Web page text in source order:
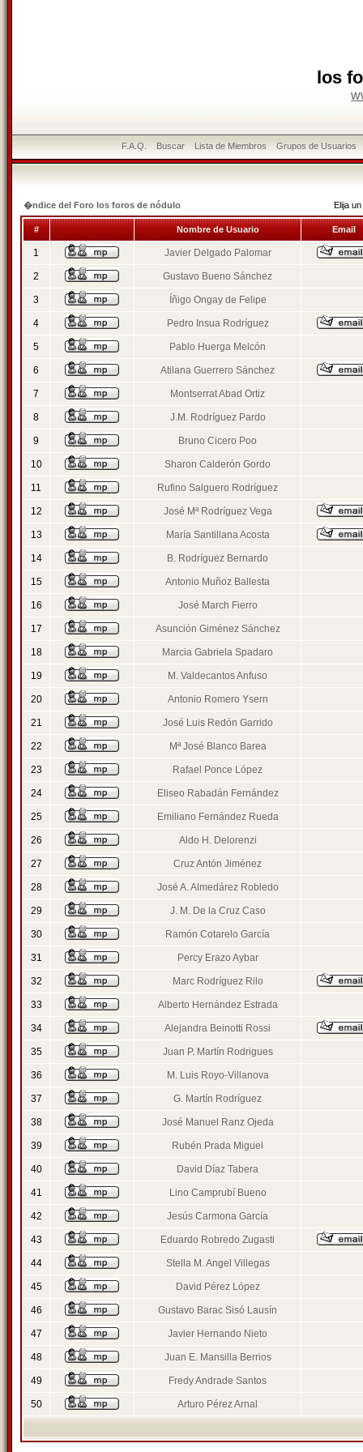
los
F.A.Q. Buscar Lista de Miembros Grupos de Usuarios
�ndice del Foro los foros de nódulo Elija
# Nombre de Usuario Email
1 Javier Delgado Palomar
2 Gustavo Bueno Sánchez
3 Íñigo Ongay de Felipe
4 Pedro Insua Rodríguez
5 Pablo Huerga Melcón
6 Atilana Guerrero Sánchez
7 Montserrat Abad Ortiz
8 J.M. Rodríguez Pardo
9 Bruno Cicero Poo
10 Sharon Calderón Gordo
11 Rufino Salguero Rodríguez
12 José Mª Rodríguez Vega
13 María Santillana Acosta
14 B. Rodríguez Bernardo
15 Antonio Muñoz Ballesta
16 José March Fierro
17 Asunción Giménez Sánchez
18 Marcia Gabriela Spadaro
19 M. Valdecantos Anfuso
20 Antonio Romero Ysern
21 José Luis Redón Garrido
22 Mª José Blanco Barea
23 Rafael Ponce López
24 Eliseo Rabadán Fernández
25 Emiliano Fernández Rueda
26 Aldo H. Delorenzi
27 Cruz Antón Jiménez
28 José A. Almedárez Robledo
29 J. M. De la Cruz Caso
30 Ramón Cotarelo García
31 Percy Erazo Aybar
32 Marc Rodríguez Rilo
33 Alberto Hernández Estrada
34 Alejandra Beinotti Rossi
35 Juan P. Martín Rodrigues
36 M. Luis Royo-Villanova
37 G. Martín Rodríguez
38 José Manuel Ranz Ojeda
39 Rubén Prada Miguel
40 David Díaz Tabera
41 Lino Camprubí Bueno
42 Jesús Carmona García
43 Eduardo Robredo Zugasti
44 Stella M. Angel Villegas
45 David Pérez López
46 Gustavo Barac Sisó Lausín
47 Javier Hernando Nieto
48 Juan E. Mansilla Berrios
49 Fredy Andrade Santos
50 Arturo Pérez Arnal